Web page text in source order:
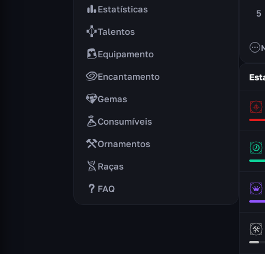
Estatísticas
Talentos
Equipamento
Encantamento
Gemas
Consumíveis
Ornamentos
Raças
FAQ
5